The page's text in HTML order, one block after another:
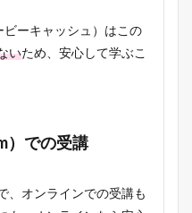
ビーキャッシュ）はこの
いため、安心して学ぶこ
）での受講
、オンラインでの受講も